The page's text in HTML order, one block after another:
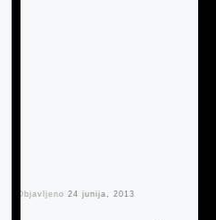
Objavljeno 24 junija, 2013